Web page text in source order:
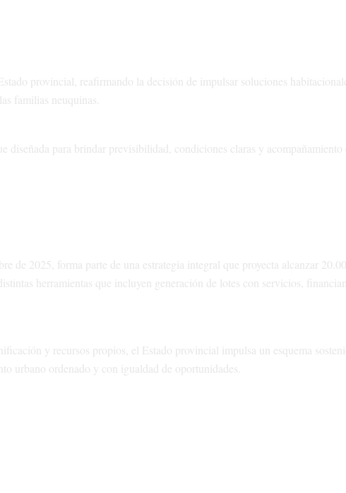
provincial, reafirmando la decisión de impulsar soluciones
familias neuquinas.
diseñada para brindar previsibilidad, condiciones claras y acompañamiento
de 2025, forma parte de una estrategia integral que proyecta alcanzar
herramientas que incluyen generación de lotes con servicios,
y recursos propios, el Estado provincial impulsa un esquema
urbano ordenado y con igualdad de oportunidades.